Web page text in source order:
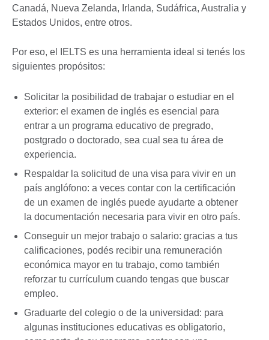
Canadá, Nueva Zelanda, Irlanda, Sudáfrica, Australia y
Estados Unidos, entre otros.
Por eso, el IELTS es una herramienta ideal si tenés los
siguientes propósitos:
Solicitar la posibilidad de trabajar o estudiar en el
exterior: el examen de inglés es esencial para
entrar a un programa educativo de pregrado,
postgrado o doctorado, sea cual sea tu área de
experiencia.
Respaldar la solicitud de una visa para vivir en un
país anglófono: a veces contar con la certificación
de un examen de inglés puede ayudarte a obtener
la documentación necesaria para vivir en otro país.
Conseguir un mejor trabajo o salario: gracias a tus
calificaciones, podés recibir una remuneración
económica mayor en tu trabajo, como también
reforzar tu currículum cuando tengas que buscar
empleo.
Graduarte del colegio o de la universidad: para
algunas instituciones educativas es obligatorio,